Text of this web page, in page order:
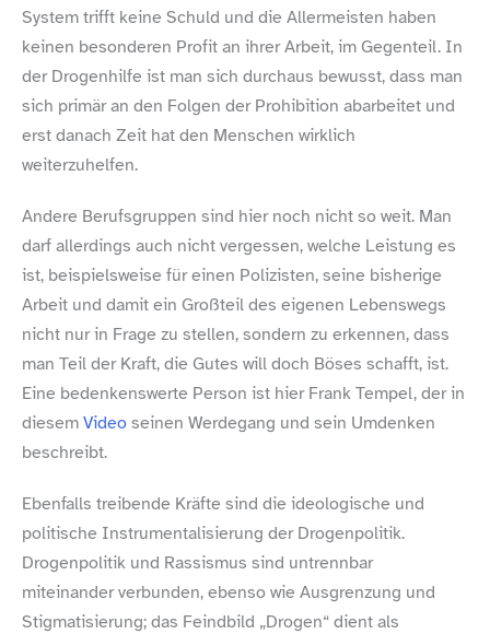
System trifft keine Schuld und die Allermeisten haben
keinen besonderen Profit an ihrer Arbeit, im Gegenteil. In
der Drogenhilfe ist man sich durchaus bewusst, dass man
sich primär an den Folgen der Prohibition abarbeitet und
erst danach Zeit hat den Menschen wirklich
weiterzuhelfen.
Andere Berufsgruppen sind hier noch nicht so weit. Man
darf allerdings auch nicht vergessen, welche Leistung es
ist, beispielsweise für einen Polizisten, seine bisherige
Arbeit und damit ein Großteil des eigenen Lebenswegs
nicht nur in Frage zu stellen, sondern zu erkennen, dass
man Teil der Kraft, die Gutes will doch Böses schafft, ist.
Eine bedenkenswerte Person ist hier Frank Tempel, der in
diesemVideoseinen Werdegang und sein Umdenken
beschreibt.
Ebenfalls treibende Kräfte sind die ideologische und
politische Instrumentalisierung der Drogenpolitik.
Drogenpolitik und Rassismus sind untrennbar
miteinander verbunden, ebenso wie Ausgrenzung und
Stigmatisierung; das Feindbild „Drogen“ dient als